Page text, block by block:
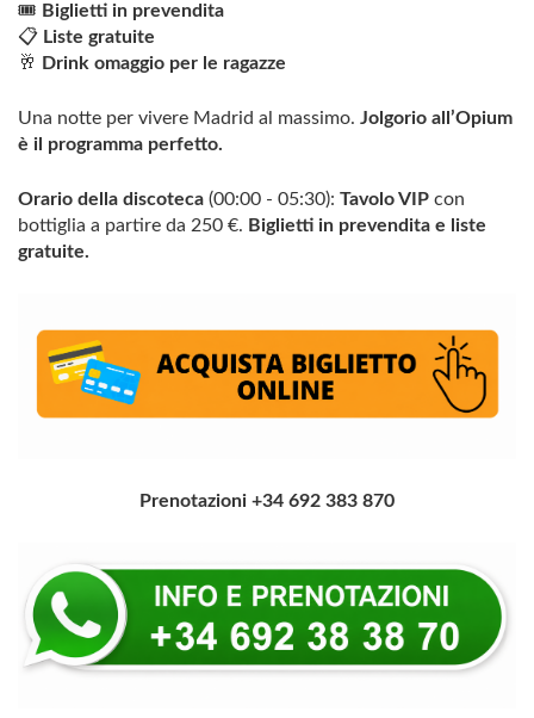
🎟️ Biglietti in prevendita
📋 Liste gratuite
🥂
Drink omaggio per le ragazze
Una notte per vivere Madrid al massimo. Jolgorio all’Opium
è il programma perfetto.
Orario della discoteca (00:00 - 05:30): Tavolo VIP con
bottiglia a partire da 250 €. Biglietti in prevendita e liste
gratuite.
Prenotazioni +34 692 383 870